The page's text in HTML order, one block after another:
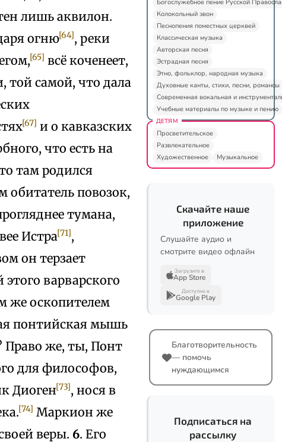
лишь аквилон.
огню[64], реки
[65] всё коченеет,
той самой, что дала
[67] и о кавказских
что есть на
там родился
повозок,
тумана,
Истра[71],
он терзает
варварского
же оскопителем
понтийская мышь
Право же, ты, Понт
для философов,
Диоген[73], нося в
[74] Маркион же
веры. 6. Его
Богослужебное пение Русской
Колокольный звон
Песнопения поместных церквей
Классическая музыка
Авторская песня
Эстрадная песня
Этно, фольклор, народная музыка
Духовные канты, стихи, песни, романсы
Современная вокальная и
Учебные материалы по музыке и пению
ДЕТЯМ
Просветительское
Развлекательное
Художественное
Музыкальное
Скачайте наше
приложение
Слушайте аудио и
смотрите видео офлайн
Загрузите в
App Store
Доступно в
Google Play
Благотворительность
— помочь
нуждающимся
Подписаться на
рассылку